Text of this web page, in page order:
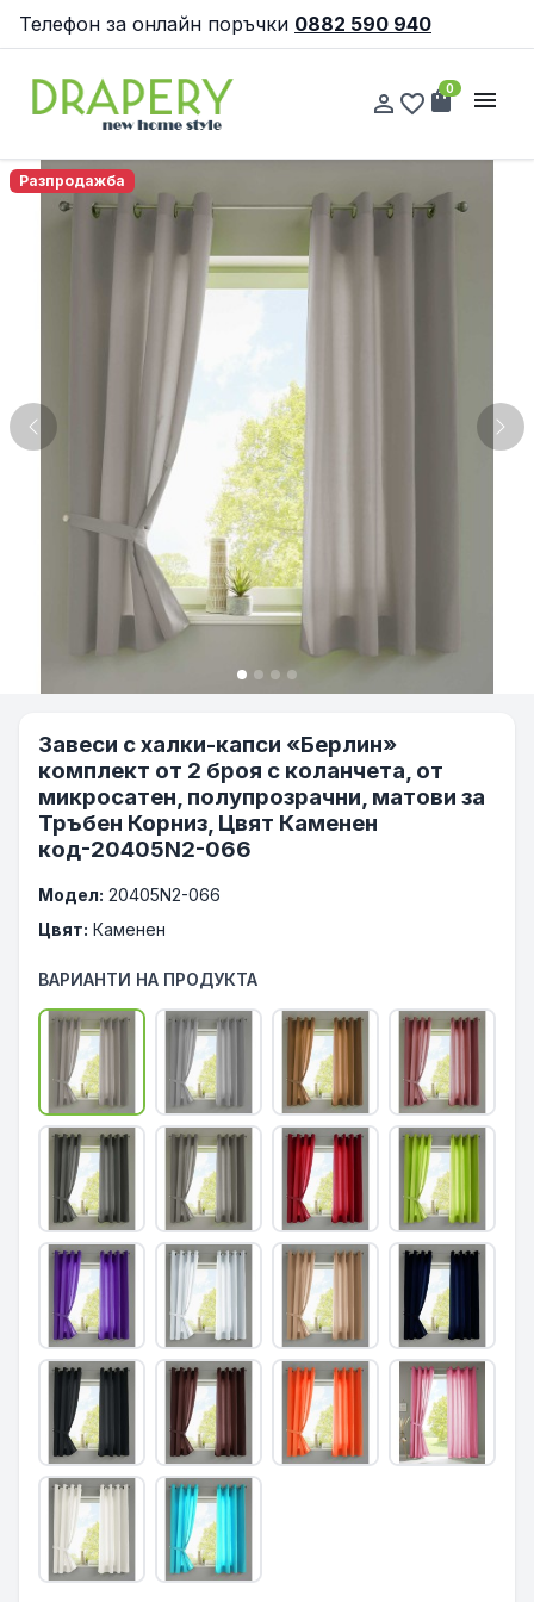
Телефон за онлайн поръчки 0882 590 940
person_outline favorite_border shopping_bag
0 menu
Разпродажба
Previous
Завеси с халки-капси «Берлин»
комплект от 2 броя с коланчета, от
микросатен, полупрозрачни, матови за
Тръбен Корниз, Цвят Каменен
код-20405N2-066
Модел: 20405N2-066
Цвят: Каменен
ВАРИАНТИ НА ПРОДУКТА